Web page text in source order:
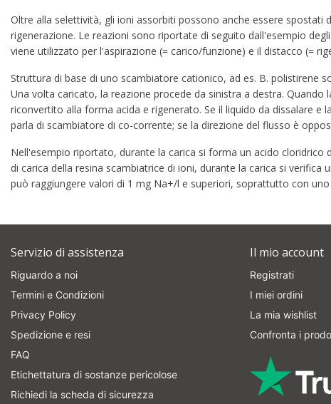
Oltre alla selettività, gli ioni assorbiti possono anche essere
rigenerazione. Le reazioni sono riportate di seguito dall'esempio
viene utilizzato per l'aspirazione (= carico/funzione) e il distacco (=
Struttura di base di uno scambiatore cationico, ad es. B. polistirene
Una volta caricato, la reazione procede da sinistra a destra.
riconvertito alla forma acida e rigenerato. Se il liquido da dissalare
parla di scambiatore di co-corrente; se la direzione del flusso è
Nell'esempio riportato, durante la carica si forma un acido
di carica della resina scambiatrice di ioni, durante la carica si
può raggiungere valori di 1 mg Na+/l e superiori, soprattutto con
Servizio di assistenza
Riguardo a noi
Termini e Condizioni
Privacy Policy
Spedizione e resi
FAQ
Etichettatura di sostanze pericolose
Richiedi la scheda di sicurezza
Il mio account
Registrati
I miei ordini
La mia wishlist
Confronta i